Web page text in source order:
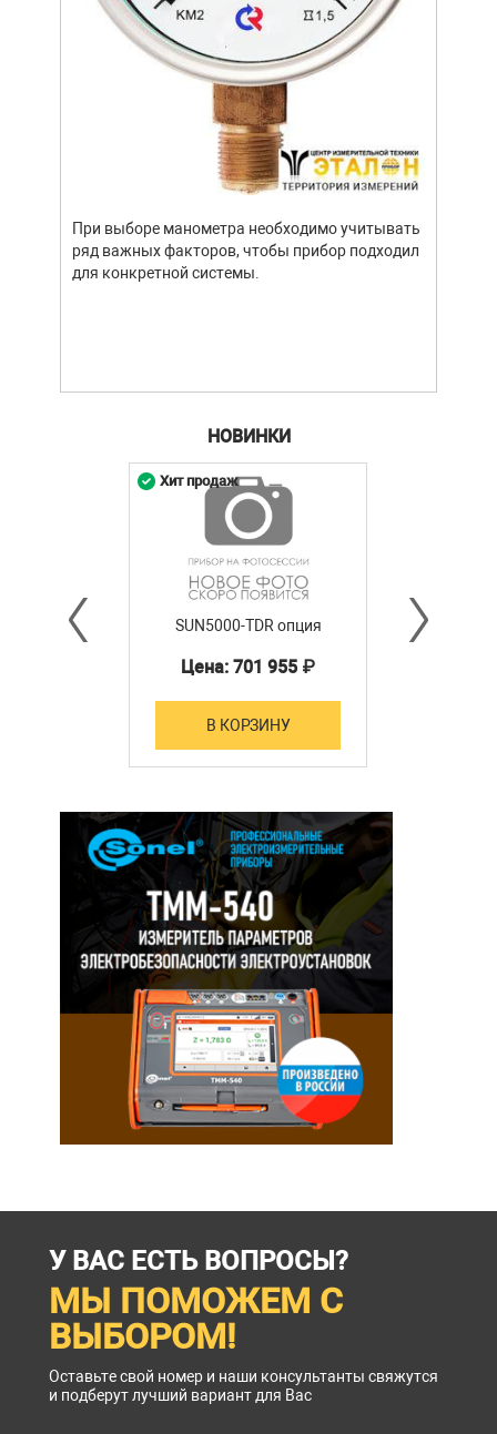
При выборе манометра необходимо учитывать
ряд важных факторов, чтобы прибор подходил
для конкретной системы.
НОВИНКИ
SUN5000-TDR опция
Цена: 701 955 ₽
В КОРЗИНУ
Хит продаж
У ВАС ЕСТЬ ВОПРОСЫ?
МЫ ПОМОЖЕМ С
ВЫБОРОМ!
Оставьте свой номер и наши консультанты свяжутся
и подберут лучший вариант для Вас